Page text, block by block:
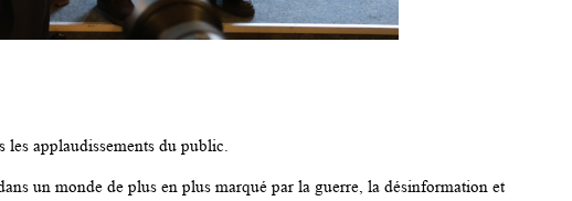
les applaudissements du public.
un monde de plus en plus marqué par la guerre, la désinformation et